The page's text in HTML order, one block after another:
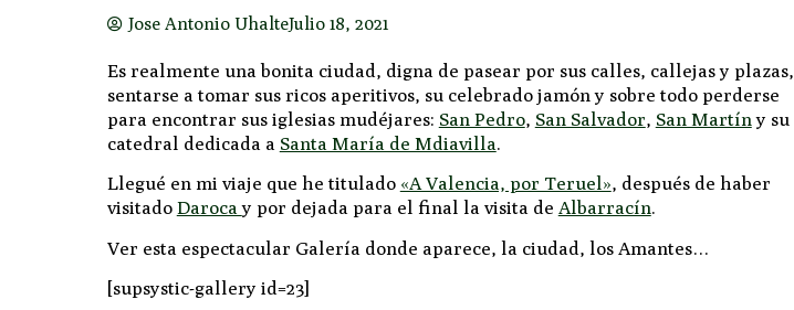
Jose Antonio UhalteJulio 18, 2021
Es realmente una bonita ciudad, digna de pasear por sus calles, callejas y plazas,
sentarse a tomar sus ricos aperitivos, su celebrado jamón y sobre todo perderse
para encontrar sus iglesias mudéjares: San Pedro, San Salvador, San Martíny su
catedral dedicada a Santa María de Mdiavilla.
Llegué en mi viaje que he titulado «A Valencia, por Teruel», después de haber
visitado Darocay por dejada para el final la visita de Albarracín.
Ver esta espectacular Galería donde aparece, la ciudad, los Amantes…
[supsystic-gallery id=23]